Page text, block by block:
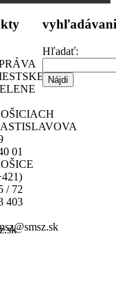
01
/ 72
403
Hľadať: